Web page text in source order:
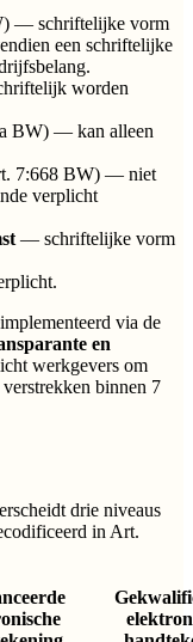
— schriftelijke vorm
een schriftelijke
worden
BW) — kan alleen
7:668 BW) — niet
verplicht
— schriftelijke vorm
via de
en
werkgevers om
binnen 7
drie niveaus
in Art.